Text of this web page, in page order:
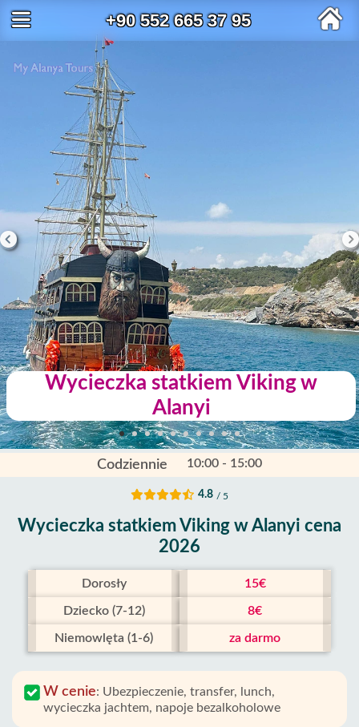
+90 552 665 37 95
Wycieczka statkiem Viking w
Alanyi
Codziennie 10:00 - 15:00
4.8 / 5
Wycieczka statkiem Viking w Alanyi cena
2026
Dorosły 15€
Dziecko (7-12) 8€
Niemowlęta (1-6) za darmo
W cenie: Ubezpieczenie, transfer, lunch,
wycieczka jachtem, napoje bezalkoholowe